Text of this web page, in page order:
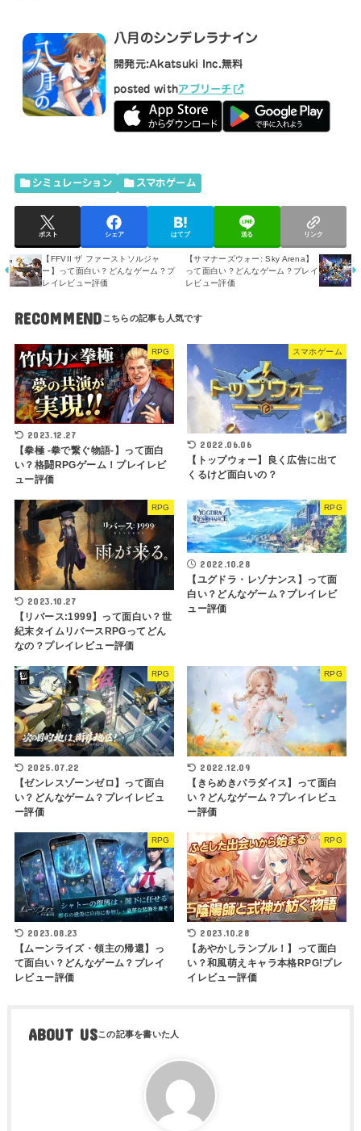
八月のシンデレラナイン
開発元:Akatsuki Inc.無料
posted withアプリーチ
シミュレーション スマホゲーム
ポスト シェア はてブ 送る リンク
【FFVII ザ ファーストソルジャ
ー】って面白い？どんなゲーム？プ
レイレビュー評価
【サマナーズウォー: Sky Arena】
って面白い？どんなゲーム？プレイ
レビュー評価
RECOMMEND
RPG
2023.12.27
【拳極 -拳で繋ぐ物語-】って面白
い？格闘RPGゲーム！プレイレビ
ュー評価
スマホゲーム
2022.06.06
【トップウォー】良く広告に出て
くるけど面白いの？
RPG
2023.10.27
【リバース:1999】って面白い？世
紀末タイムリバースRPGってどん
なの？プレイレビュー評価
RPG
2022.10.28
【ユグドラ・レゾナンス】って面
白い？どんなゲーム？プレイレビ
ュー評価
RPG
2025.07.22
【ゼンレスゾーンゼロ】って面白
い？どんなゲーム？プレイレビュ
ー評価
RPG
2022.12.09
【きらめきパラダイス】って面白
い？どんなゲーム？プレイレビュ
ー評価
RPG
2023.08.23
【ムーンライズ・領主の帰還】っ
て面白い？どんなゲーム？プレイ
レビュー評価
RPG
2023.10.28
【あやかしランブル！】って面白
い？和風萌えキャラ本格RPG!プレ
イレビュー評価
ABOUT US